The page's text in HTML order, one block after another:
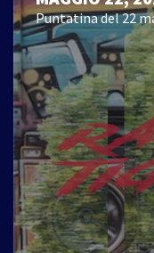
Puntatina del 22